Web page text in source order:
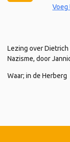
Voeg
Lezing over
Nazisme, door
Waar; in de Herberg